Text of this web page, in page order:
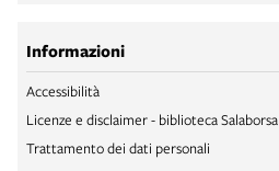
Informazioni
Accessibilità
Licenze e disclaimer - biblioteca Salaborsa
Trattamento dei dati personali